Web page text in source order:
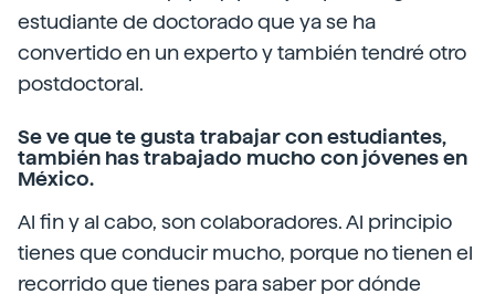
estudiante de doctorado que ya se ha
convertido en un experto y también tendré otro
postdoctoral.
Se ve que te gusta trabajar con estudiantes,
también has trabajado mucho con jóvenes en
México.
Al fin y al cabo, son colaboradores. Al principio
tienes que conducir mucho, porque no tienen el
recorrido que tienes para saber por dónde